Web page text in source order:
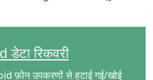
रिकवरी
फ़ोन उपकरणों से हटाई गई/खोई